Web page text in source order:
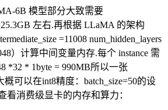
6B 模型部分大致需要
左右.再根据 LLaMA 的架构
=11008 num_hidden_layers
）计算中间变量内存.每个 instance 需
*32 * 1byte = 990MB所以一张
可以在int8精度：batch_size=50的设
看消费级显卡的内存和算力：